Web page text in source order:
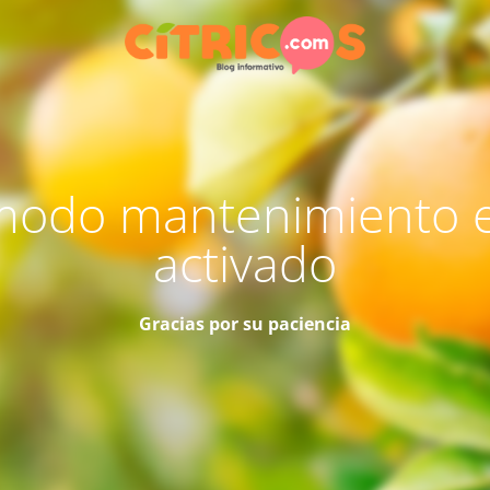
mantenimiento
activado
Gracias por su paciencia